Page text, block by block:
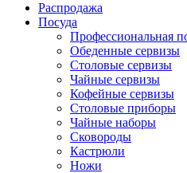
Распродажа
Посуда
Профессиональная
Обеденные сервизы
Столовые сервизы
Чайные сервизы
Кофейные сервизы
Столовые приборы
Чайные наборы
Сковороды
Кастрюли
Ножи